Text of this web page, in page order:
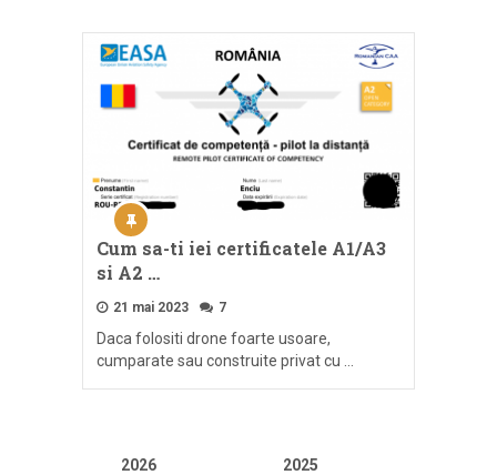
Cum sa-ti iei certificatele A1/A3
si A2 …
21 mai 2023 7
Daca folositi drone foarte usoare,
cumparate sau construite privat cu …
2026 2025